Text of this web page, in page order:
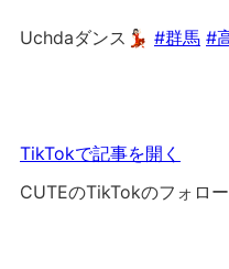
Uchdaダンス💃🏻 #群馬 #
TikTokで記事を開く
CUTEのTikTokのフォロ